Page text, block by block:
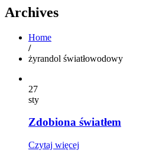
Archives
Home
/
żyrandol światłowodowy
27
sty
Zdobiona światłem
Czytaj więcej